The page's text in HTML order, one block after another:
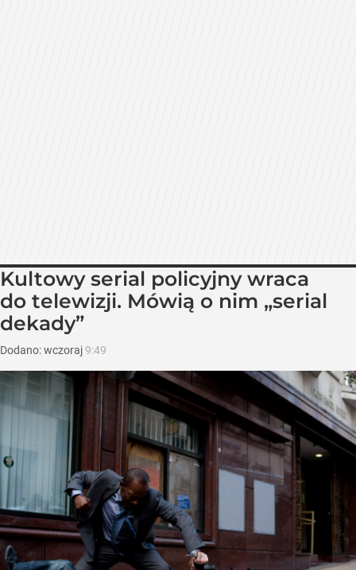
Kultowy serial policyjny wraca
do telewizji. Mówią o nim „serial
dekady”
Dodano:wczoraj 9:49